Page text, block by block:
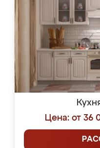
Цена: от 36